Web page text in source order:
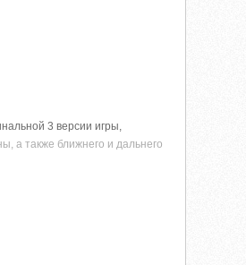
3 версии игры,
а также ближнего и дальнего